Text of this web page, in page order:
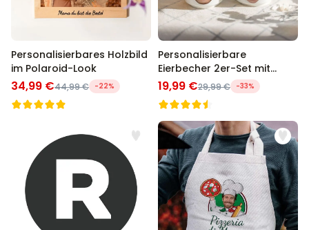
Personalisierbares Holzbild
im Polaroid-Look
34,99 €44,99 € -22%
Personalisierbare
Eierbecher 2er-Set mit
Gesicht
19,99 €29,99 € -33%